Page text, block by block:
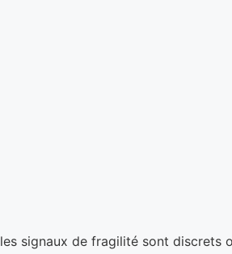
signaux de fragilité sont discrets